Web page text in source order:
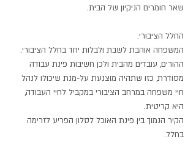
שאר חומרים הניקיון של הבית.
החלל הציבורי.
המשפחה אוהבת לשבת ולבלות יחד בחלל הציבורי.
ההורים, עובדים מהבית ולכן חשיבות פינת עבודה
מסודרת, כזו שתהיה מוצנעת על-מנת שיכולו לנהל
חיי משפחה במרחב הציבורי במקביל לחיי העבודה,
היא קריטית.
הקיר הנמוך בין פינת האוכל לסלון הפריע לזרימה
בחלל.